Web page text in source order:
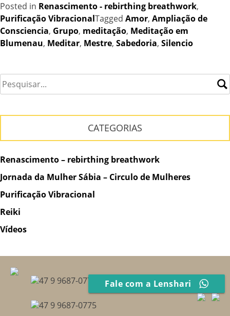
Posted in Renascimento - rebirthing breathwork,
Purificação VibracionalTagged Amor, Ampliação de
Consciencia, Grupo, meditação, Meditação em
Blumenau, Meditar, Mestre, Sabedoria, Silencio
CATEGORIAS
Renascimento – rebirthing breathwork
Jornada da Mulher Sábia – Circulo de Mulheres
Purificação Vibracional
Reiki
Vídeos
47 9 9687-0775
47 9 9687-0775
Fale com a Lenshari